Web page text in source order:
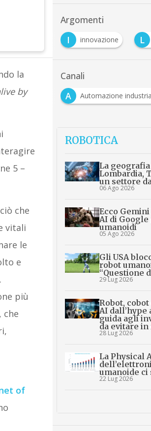
la
by
5 –
che
vitali
le
e
più
che
of
Argomenti
I innovazione L
Canali
A
Automazione
ROBOTICA
La
Lombardia,
un settore
06 Ago 2026
Ecco
AI di
umanoidi
05 Ago 2026
Gli USA
robot
“Questione
29 Lug 2026
Robot,
AI
guida agli
da evitare
28 Lug 2026
La Physical
umanoide ci
22 Lug 2026